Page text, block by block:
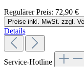
Regulärer Preis: 72,90 €
Preise inkl. MwSt. zzgl.
Details
Service-Hotline